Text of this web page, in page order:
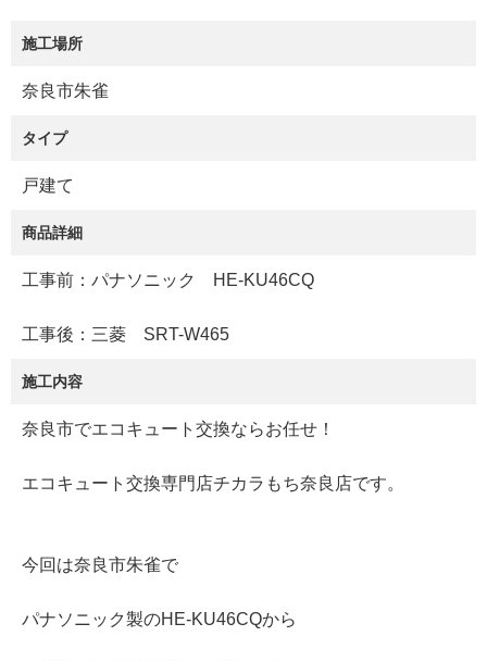
施工場所
奈良市朱雀
タイプ
戸建て
商品詳細
工事前：パナソニック HE-KU46CQ
工事後：三菱 SRT-W465
施工内容
奈良市でエコキュート交換ならお任せ！
エコキュート交換専門店チカラもち奈良店です。
今回は奈良市朱雀で
パナソニック製のHE-KU46CQから